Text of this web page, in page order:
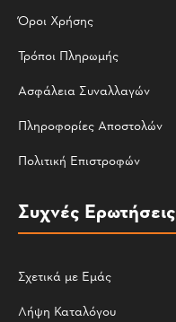
Όροι Χρήσης
Τρόποι Πληρωμής
Ασφάλεια Συναλλαγών
Πληροφορίες Αποστολών
Πολιτική Επιστροφών
Συχνές Ερωτήσεις
Σχετικά με Εμάς
Λήψη Καταλόγου